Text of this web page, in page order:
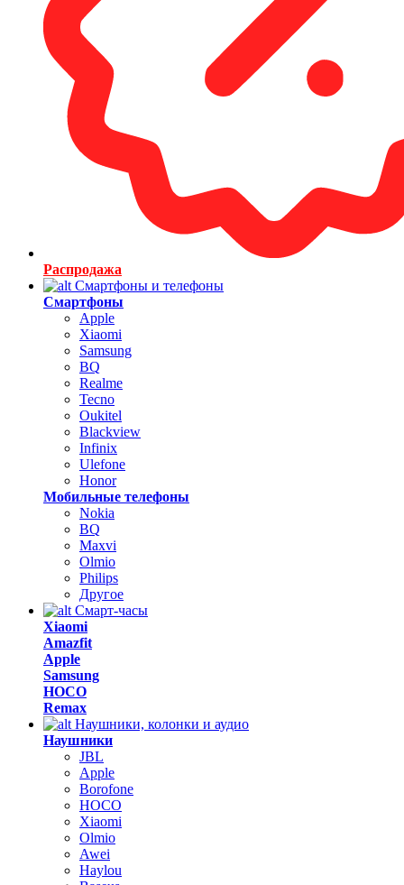
Распродажа
Смартфоны и телефоны
Смартфоны
Apple
Xiaomi
Samsung
BQ
Realme
Tecno
Oukitel
Blackview
Infinix
Ulefone
Honor
Мобильные телефоны
Nokia
BQ
Maxvi
Olmio
Philips
Другое
Смарт-часы
Xiaomi
Amazfit
Apple
Samsung
HOCO
Remax
Наушники, колонки и аудио
Наушники
JBL
Apple
Borofone
HOCO
Xiaomi
Olmio
Awei
Haylou